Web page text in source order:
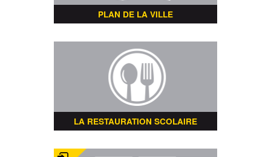
PLAN DE LA VILLE
LA RESTAURATION SCOLAIRE